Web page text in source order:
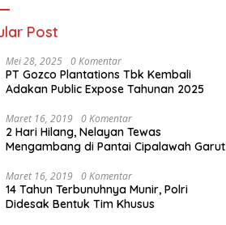
Post
Mei 28, 2025 0 Komentar
PT Gozco Plantations Tbk Kembali
Adakan Public Expose Tahunan 2025
Maret 16, 2019 0 Komentar
2 Hari Hilang, Nelayan Tewas
Mengambang di Pantai Cipalawah Garut
Maret 16, 2019 0 Komentar
14 Tahun Terbunuhnya Munir, Polri
Didesak Bentuk Tim Khusus